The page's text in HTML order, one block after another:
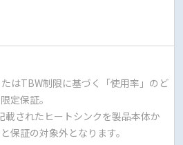
はTBW制限に基づく「使⽤率」のど
定保証。
載されたヒートシンクを製品本体か
保証の対象外となります。